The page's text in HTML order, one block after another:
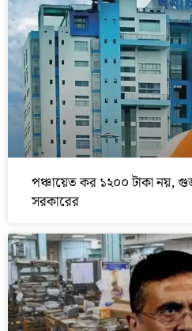
পঞ্চায়েত কর ১২০০ টাকা নয়,
সরকারের